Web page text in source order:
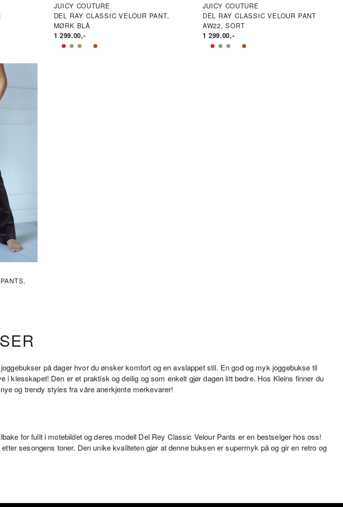
JUICY COUTURE
DEL RAY CLASSIC VELOUR PANT,
MØRK BLÅ
1 299.00,-
JUICY COUTURE
DEL RAY CLASSIC VELOUR PANT
AW22, SORT
1 299.00,-
på dager hvor du ønsker komfort og en avslappet stil. En god og myk joggebukse til
i klesskapet! Den er et praktisk og deilig og som enkelt gjør dagen litt bedre. Hos Kleins finner du
og trendy styles fra våre anerkjente merkevarer!
for fullt i motebildet og deres modell Del Rey Classic Velour Pants er en bestselger hos oss!
sesongens toner. Den unike kvaliteten gjør at denne buksen er supermyk på og gir en retro og